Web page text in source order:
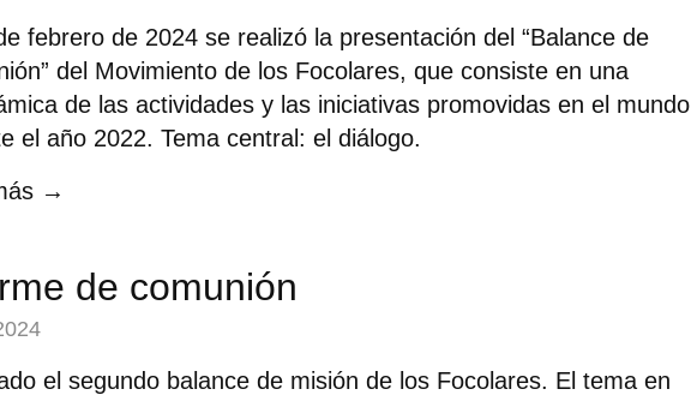
febrero de 2024 se realizó la presentación del “Balance de
del Movimiento de los Focolares, que consiste en una
de las actividades y las iniciativas promovidas en el mundo
el año 2022. Tema central: el diálogo.
→
de comunión
el segundo balance de misión de los Focolares. El tema en